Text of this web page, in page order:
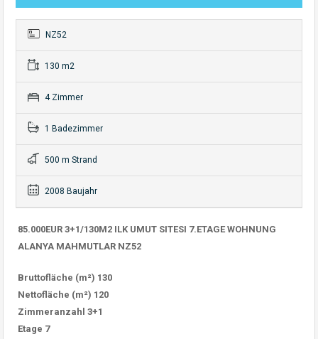
NZ52
130 m2
4 Zimmer
1 Badezimmer
500 m Strand
2008 Baujahr
85.000EUR 3+1/130M2 ILK UMUT SITESI 7.ETAGE WOHNUNG
ALANYA MAHMUTLAR NZ52
Bruttofläche (m²) 130
Nettofläche (m²) 120
Zimmeranzahl 3+1
Etage 7